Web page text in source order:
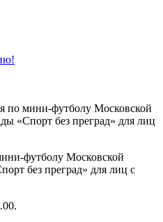
по мини-футболу Московской
«Спорт без преград» для лиц
футболу Московской
без преград» для лиц с